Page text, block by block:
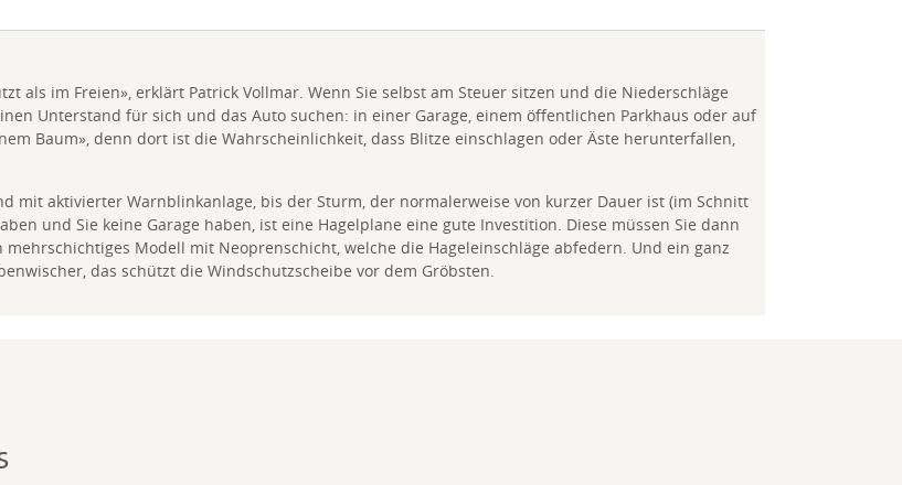
als im Freien», erklärt Patrick Vollmar. Wenn Sie selbst am Steuer sitzen und die Niederschläge
Unterstand für sich und das Auto suchen: in einer Garage, einem öffentlichen Parkhaus oder auf
Baum», denn dort ist die Wahrscheinlichkeit, dass Blitze einschlagen oder Äste herunterfallen,
mit aktivierter Warnblinkanlage, bis der Sturm, der normalerweise von kurzer Dauer ist (im Schnitt
und Sie keine Garage haben, ist eine Hagelplane eine gute Investition. Diese müssen Sie dann
Modell mit Neoprenschicht, welche die Hageleinschläge abfedern. Und ein ganz
das schützt die Windschutzscheibe vor dem Gröbsten.